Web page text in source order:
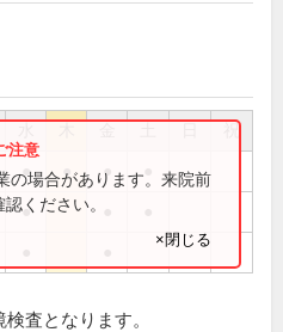
祝
● ● ●
●
の場合があります。来院前
ください。
×閉じる
査となります。